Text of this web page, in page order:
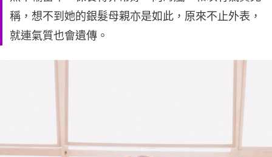
稱，想不到她的銀髮母親亦是如此，原來不止外表，
就連氣質也會遺傳。